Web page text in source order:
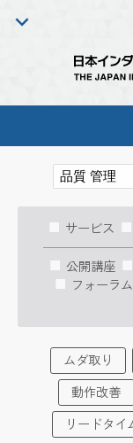
サービス
公開講座
フォーラム
ムダ取り
動作改善
リードタイ